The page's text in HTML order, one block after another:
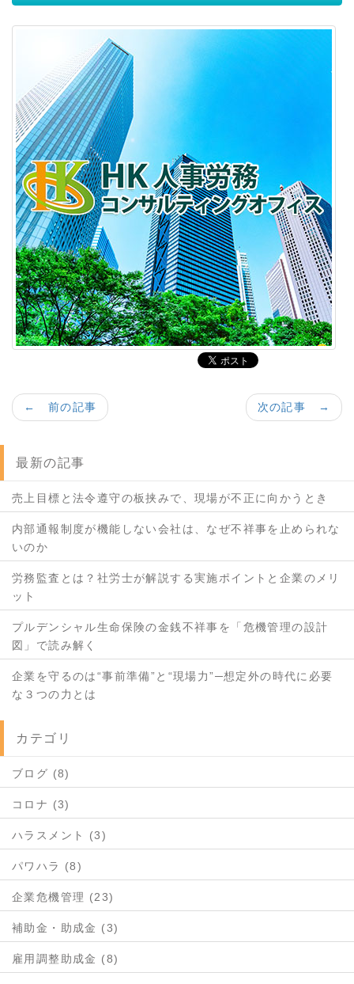
次の記事 →
← 前の記事
最新の記事
売上目標と法令遵守の板挟みで、現場が不正に向かうとき
内部通報制度が機能しない会社は、なぜ不祥事を止められな
いのか
労務監査とは？社労士が解説する実施ポイントと企業のメリ
ット
プルデンシャル生命保険の金銭不祥事を「危機管理の設計
図」で読み解く
企業を守るのは“事前準備”と“現場力”─想定外の時代に必要
な３つの力とは
カテゴリ
ブログ (8)
コロナ (3)
ハラスメント (3)
パワハラ (8)
企業危機管理 (23)
補助金・助成金 (3)
雇用調整助成金 (8)